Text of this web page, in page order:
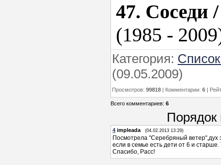
47. Соседи /
(1985 -
Категория:
(09.05.2009)
Просмотров: 99818 | Комментарии: 6 |
Всего комментариев:6
Порядок
4 impleada (04.02.2013 13:29)
Посмотрела "Серебряный ветер",дух
если в семье есть дети от 6 и
Спасибо, Расс!